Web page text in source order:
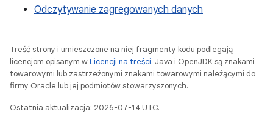
Odczytywanie zagregowanych danych
Treść strony i umieszczone na niej fragmenty kodu podlegają
licencjom opisanym wLicencji na treści. Java i OpenJDK są znakami
towarowymi lub zastrzeżonymi znakami towarowymi należącymi do
firmy Oracle lub jej podmiotów stowarzyszonych.
Ostatnia aktualizacja: 2026-07-14 UTC.